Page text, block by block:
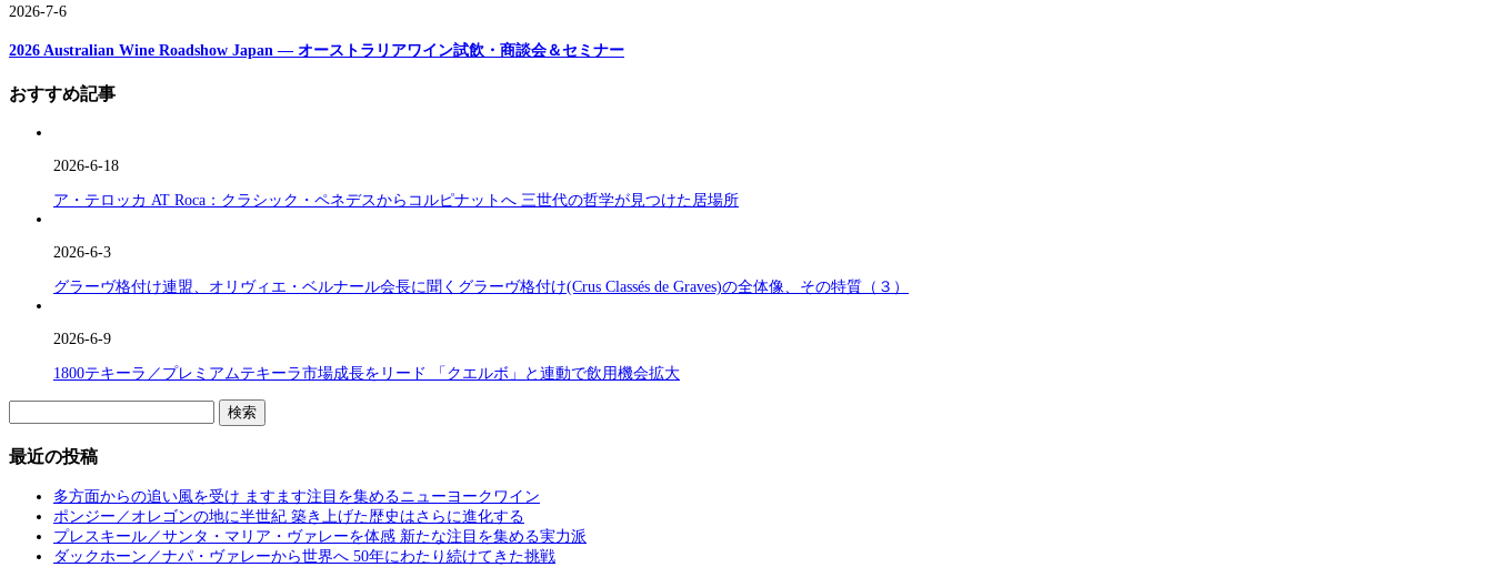
2026-7-6
2026 Australian Wine Roadshow Japan ― オーストラリアワイン試飲・商談会＆セミナー
おすすめ記事
2026-6-18
ア・テロッカ AT Roca：クラシック・ペネデスからコルピナットへ 三世代の哲学が見つけた居場所
2026-6-3
グラーヴ格付け連盟、オリヴィエ・ベルナール会長に聞くグラーヴ格付け(Crus Classés de Graves)の全体像、その特質（３）
2026-6-9
1800テキーラ／プレミアムテキーラ市場成長をリード 「クエルボ」と連動で飲用機会拡大
索:
最近の投稿
多方面からの追い風を受け ますます注目を集めるニューヨークワイン
ポンジー／オレゴンの地に半世紀 築き上げた歴史はさらに進化する
プレスキール／サンタ・マリア・ヴァレーを体感 新たな注目を集める実力派
ダックホーン／ナパ・ヴァレーから世界へ 50年にわたり続けてきた挑戦